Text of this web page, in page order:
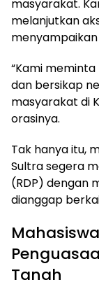
masyarakat.
melanjutkan
“Kami
dan bersikap
masyarakat di
orasinya.
Tak hanya itu,
Sultra segera
(RDP) dengan
dianggap
Tanah